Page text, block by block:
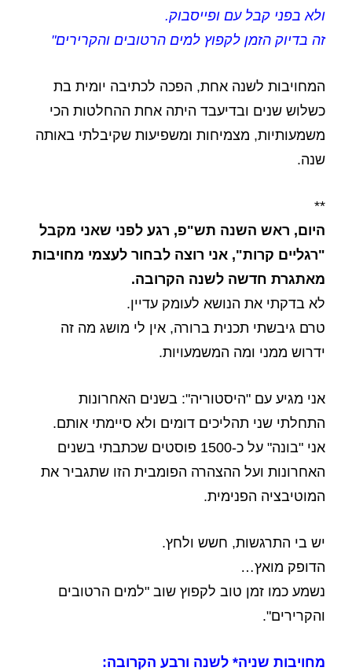
ולא בפני קבל עם ופייסבוק.
זה בדיוק הזמן לקפוץ למים הרטובים והקרירים"
המחויבות לשנה אחת, הפכה לכתיבה יומית בת
כשלוש שנים ובדיעבד היתה אחת ההחלטות הכי
משמעותיות, מצמיחות ומשפיעות שקיבלתי באותה
שנה.
**
היום, ראש השנה תש"פ, רגע לפני שאני מקבל
"רגליים קרות", אני רוצה לבחור לעצמי מחויבות
מאתגרת חדשה לשנה הקרובה.
לא בדקתי את הנושא לעומק עדיין.
טרם גיבשתי תכנית ברורה, אין לי מושג מה זה
ידרוש ממני ומה המשמעויות.
אני מגיע עם "היסטוריה": בשנים האחרונות
התחלתי שני תהליכים דומים ולא סיימתי אותם.
אני "בונה" על כ-1500 פוסטים שכתבתי בשנים
האחרונות ועל ההצהרה הפומבית הזו שתגביר את
המוטיבציה הפנימית.
יש בי התרגשות, חשש ולחץ.
הדופק מואץ…
נשמע כמו זמן טוב לקפוץ שוב "למים הרטובים
והקרירים".
מחויבות שניה* לשנה ורבע הקרובה: